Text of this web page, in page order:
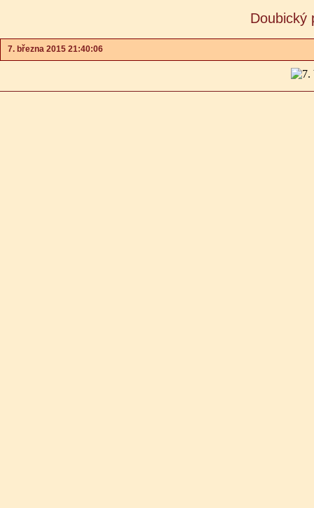
Doubický
7. března 2015 21:40:06